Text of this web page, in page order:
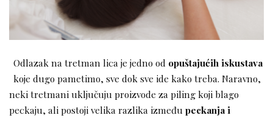
Odlazak na tretman lica je jedno od opuštajućih iskustava
koje dugo pametimo, sve dok sve ide kako treba. Naravno,
neki tretmani uključuju proizvode za piling koji blago
peckaju, ali postoji velika razlika između peckanja i